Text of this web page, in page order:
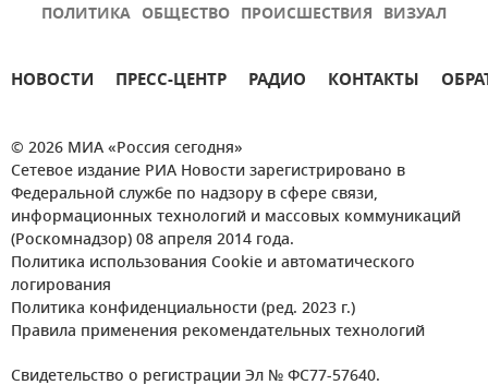
ПОЛИТИКА ОБЩЕСТВО ПРОИСШЕСТВИЯ ВИЗУАЛ
НОВОСТИ ПРЕСС-ЦЕНТР РАДИО КОНТАКТЫ
© 2026 МИА «Россия сегодня»
Сетевое издание РИА Новости зарегистрировано в
Федеральной службе по надзору в сфере связи,
информационных технологий и массовых коммуникаций
(Роскомнадзор) 08 апреля 2014 года.
Политика использования Cookie и автоматического
логирования
Политика конфиденциальности (ред. 2023 г.)
Правила применения рекомендательных технологий
Свидетельство о регистрации Эл № ФС77-57640.